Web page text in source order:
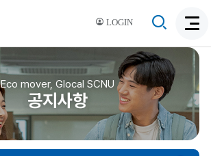
LOGIN
색
활
성
색
Eco mover, Glocal SCNU
공지사항